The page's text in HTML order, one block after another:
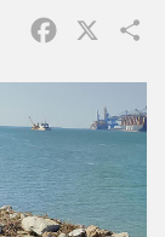
Facebook